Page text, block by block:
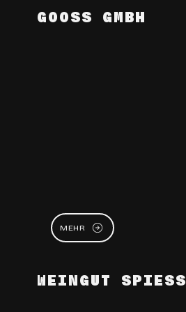
GOOSS GMBH
MEHR
WEINGUT SPIESS